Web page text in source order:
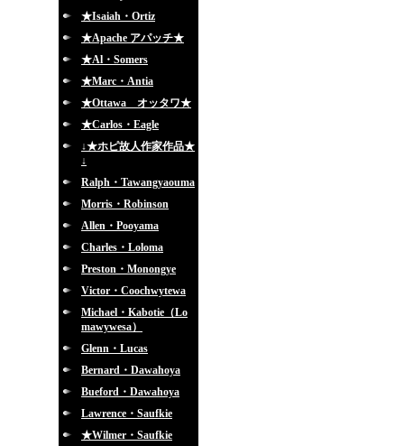
★Isaiah・Ortiz
★Apache アパッチ★
★Al・Somers
★Marc・Antia
★Ottawa オッタワ★
★Carlos・Eagle
↓★ホピ故人作家作品★
↓
Ralph・Tawangyaouma
Morris・Robinson
Allen・Pooyama
Charles・Loloma
Preston・Monongye
Victor・Coochwytewa
Michael・Kabotie（Lo
mawywesa）
Glenn・Lucas
Bernard・Dawahoya
Bueford・Dawahoya
Lawrence・Saufkie
★Wilmer・Saufkie